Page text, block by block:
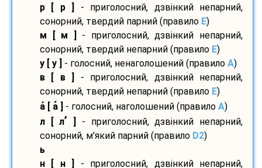
р [ р ]
- приголосний, дзвінкий непарний,
сонорний, твердий парний (правило E)
м [ м ]
- приголосний, дзвінкий непарний,
сонорний, твердий непарний (правило E)
у [ у ]
- голосний, ненаголошений (правило A)
в [ в ]
- приголосний, дзвінкий непарний,
сонорний, твердий непарний (правило E)
а [ а - голосний, наголошений (правило A)
л [ л’
- приголосний, дзвінкий непарний,
сонорний, м'який парний (правило D2)
ь
н [ н ]
- приголосний, дзвінкий непарний,